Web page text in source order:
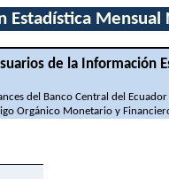
Estadística
de la Información
del Banco Central del
Orgánico Monetario y